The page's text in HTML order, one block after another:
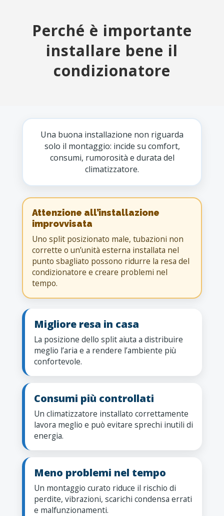
Perché è importante
installare bene il
condizionatore
Una buona installazione non riguarda
solo il montaggio: incide su comfort,
consumi, rumorosità e durata del
climatizzatore.
Attenzione all’installazione
improvvisata
Uno split posizionato male, tubazioni non
corrette o un’unità esterna installata nel
punto sbagliato possono ridurre la resa del
condizionatore e creare problemi nel
tempo.
Migliore resa in casa
La posizione dello split aiuta a distribuire
meglio l’aria e a rendere l’ambiente più
confortevole.
Consumi più controllati
Un climatizzatore installato correttamente
lavora meglio e può evitare sprechi inutili di
energia.
Meno problemi nel tempo
Un montaggio curato riduce il rischio di
perdite, vibrazioni, scarichi condensa errati
e malfunzionamenti.